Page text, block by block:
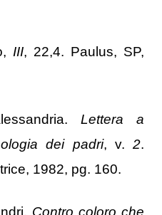
III, 22,4. Paulus, SP,
Lettera a
dei padri, v. 2.
1982, pg. 160.
Contro coloro che